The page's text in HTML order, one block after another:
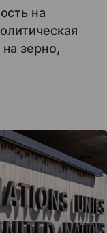
на
зерно,